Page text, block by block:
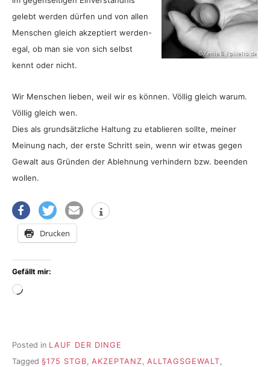
gelebt werden dürfen und von allen
Menschen gleich akzeptiert werden-
egal, ob man sie von sich selbst
kennt oder nicht.
Wir Menschen lieben, weil wir es können. Völlig gleich warum.
Völlig gleich wen.
Dies als grundsätzliche Haltung zu etablieren sollte, meiner
Meinung nach, der erste Schritt sein, wenn wir etwas gegen
Gewalt aus Gründen der Ablehnung verhindern bzw. beenden
wollen.
Drucken
Gefällt mir:
Wird
Posted in LAUF DER DINGE
Tagged §175 STGB AKZEPTANZ ALLTAGSGEWALT